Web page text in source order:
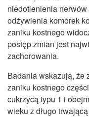
niedotlenienia
odżywienia komórek
zaniku kostnego
postęp zmian jest
zachorowania.
Badania wskazują, że
zaniku kostnego
cukrzycą typu 1 i
wieku z długo